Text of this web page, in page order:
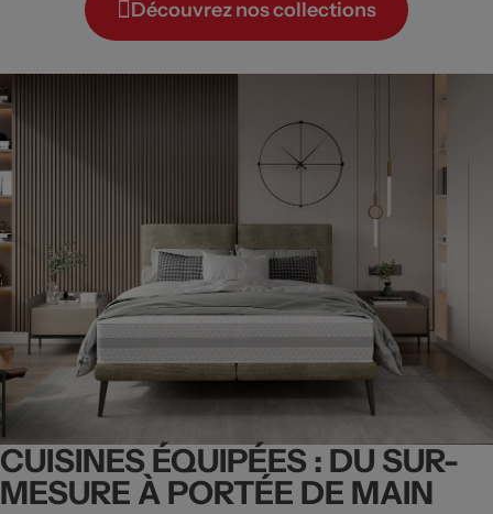
Découvrez nos collections
CUISINES ÉQUIPÉES : DU SUR-
MESURE À PORTÉE DE MAIN